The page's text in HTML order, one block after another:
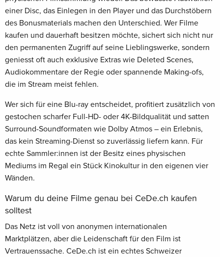
einer Disc, das Einlegen in den Player und das Durchstöbern
des Bonusmaterials machen den Unterschied. Wer Filme
kaufen und dauerhaft besitzen möchte, sichert sich nicht nur
den permanenten Zugriff auf seine Lieblingswerke, sondern
geniesst oft auch exklusive Extras wie Deleted Scenes,
Audiokommentare der Regie oder spannende Making-ofs,
die im Stream meist fehlen.
Wer sich für eine Blu-ray entscheidet, profitiert zusätzlich von
gestochen scharfer Full-HD- oder 4K-Bildqualität und satten
Surround-Soundformaten wie Dolby Atmos – ein Erlebnis,
das kein Streaming-Dienst so zuverlässig liefern kann. Für
echte Sammler:innen ist der Besitz eines physischen
Mediums im Regal ein Stück Kinokultur in den eigenen vier
Wänden.
Warum du deine Filme genau bei CeDe.ch kaufen
solltest
Das Netz ist voll von anonymen internationalen
Marktplätzen, aber die Leidenschaft für den Film ist
Vertrauenssache. CeDe.ch ist ein echtes Schweizer